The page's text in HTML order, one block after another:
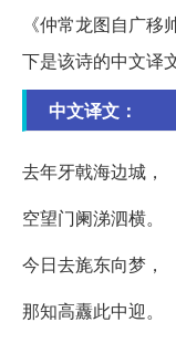
《仲常龙图自广
下是该诗的中文译
中文译文：
去年牙戟海边城，
空望门阑涕泗横。
今日去旄东向梦，
那知高纛此中迎。